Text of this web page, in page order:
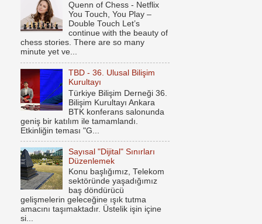
Quenn of Chess - Netflix
You Touch, You Play –
Double Touch Let’s
continue with the beauty of
chess stories. There are so many
minute yet ve...
TBD - 36. Ulusal Bilişim
Kurultayı
Türkiye Bilişim Derneği 36.
Bilişim Kurultayı Ankara
BTK konferans salonunda
geniş bir katılım ile tamamlandı.
Etkinliğin teması "G...
Sayısal "Dijital" Sınırları
Düzenlemek
Konu başlığımız, Telekom
sektöründe yaşadığımız
baş döndürücü
gelişmelerin geleceğine ışık tutma
amacını taşımaktadır. Üstelik işin içine
si...